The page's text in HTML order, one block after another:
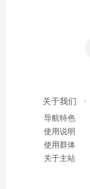
关于我们
导航特色
使用说明
使用群体
关于主站